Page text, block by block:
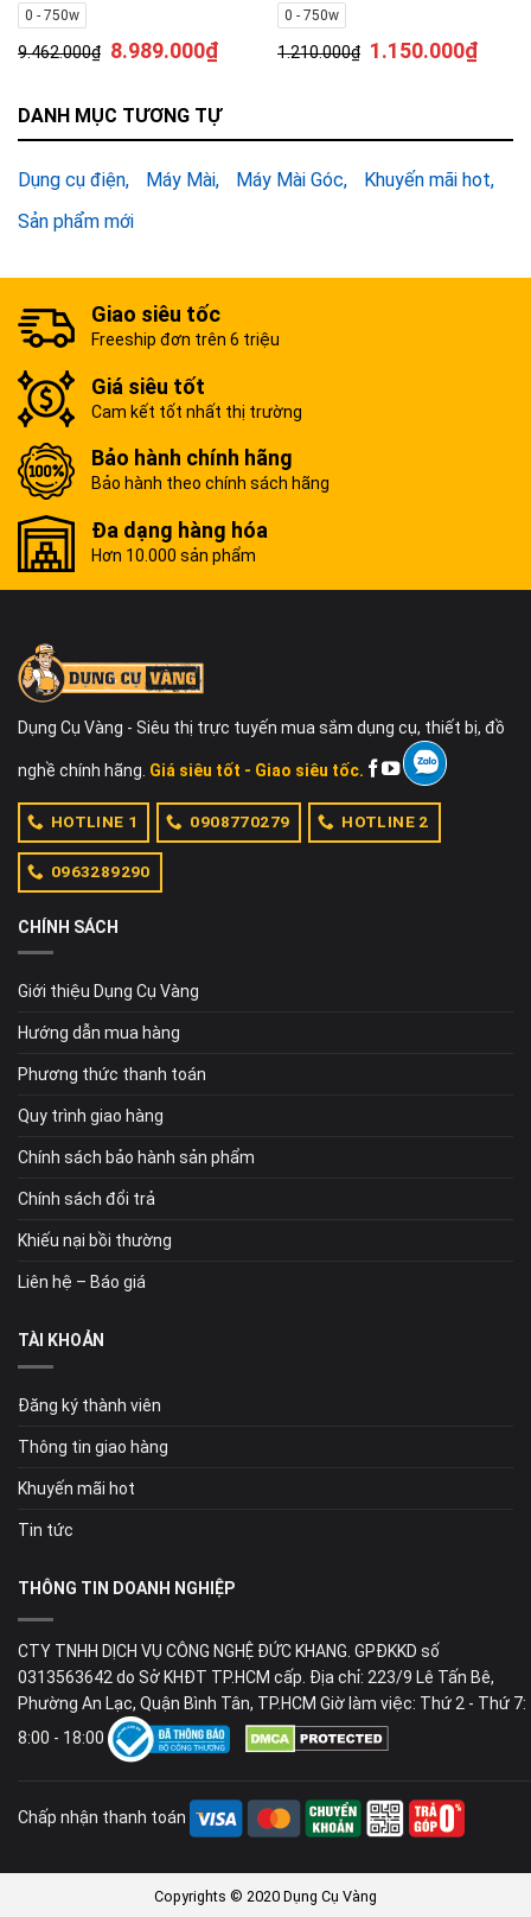
0 - 750w
9.462.000₫ 8.989.000₫
0 - 750w
1.210.000₫ 1.150.000₫
DANH MỤC TƯƠNG TỰ
Dụng cụ điện Máy Mài Máy Mài Góc
Khuyến mãi hot
Sản phẩm mới
Giao siêu tốc
Freeship đơn trên 6 triệu
Giá siêu tốt
Cam kết tốt nhất thị trường
Bảo hành chính hãng
Bảo hành theo chính sách hãng
Đa dạng hàng hóa
Hơn 10.000 sản phẩm
Dụng Cụ Vàng - Siêu thị trực tuyến mua sắm dụng cụ, thiết bị, đồ
nghề chính hãng. Giá siêu tốt - Giao siêu tốc.
HOTLINE 1 0908770279 HOTLINE 2
0963289290
CHÍNH SÁCH
Giới thiệu Dụng Cụ Vàng
Hướng dẫn mua hàng
Phương thức thanh toán
Quy trình giao hàng
Chính sách bảo hành sản phẩm
Chính sách đổi trả
Khiếu nại bồi thường
Liên hệ – Báo giá
TÀI KHOẢN
Đăng ký thành viên
Thông tin giao hàng
Khuyến mãi hot
Tin tức
THÔNG TIN DOANH NGHIỆP
CTY TNHH DỊCH VỤ CÔNG NGHỆ ĐỨC KHANG. GPĐKKD số
0313563642 do Sở KHĐT TP.HCM cấp. Địa chỉ: 223/9 Lê Tấn Bê,
Phường An Lạc, Quận Bình Tân, TP.HCM Giờ làm việc: Thứ 2 - Thứ 7:
8:00 - 18:00
Chấp nhận thanh toán
Copyrights © 2020 Dụng Cụ Vàng